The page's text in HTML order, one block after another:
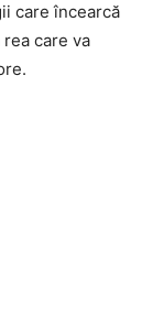
care încearcă
rea care va